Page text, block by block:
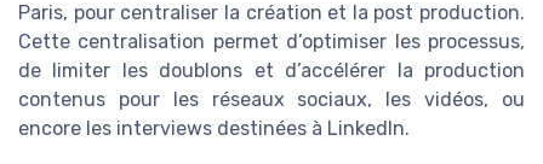
Paris, pour centraliser la création et la post production.
Cette centralisation permet d’optimiser les processus,
de limiter les doublons et d’accélérer la production
contenus pour les réseaux sociaux, les vidéos, ou
encore les interviews destinées à LinkedIn.